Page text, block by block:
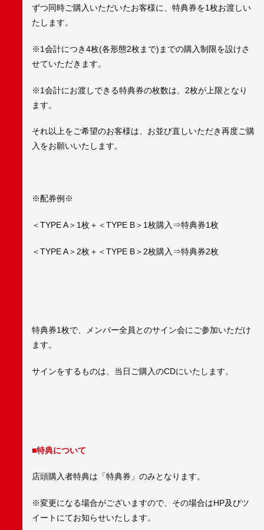
ずつ同時ご購入いただいたお客様に、特典券を1枚お渡しい
たします。
※1会計につき4枚(各形態2枚まで)までの購入制限を設けさ
せていただきます。
※1会計にお渡しできる特典券の枚数は、2枚が上限となり
ます。
それ以上をご希望のお客様は、お並び直しいただき再度ご購
入をお願いいたします。
※配券例※
＜TYPE A＞1枚＋＜TYPE B＞1枚購入⇒特典券1枚
＜TYPE A＞2枚＋＜TYPE B＞2枚購入⇒特典券2枚
特典券1枚で、メンバー全員とのサイン会にご参加いただけ
ます。
サインをするものは、当日ご購入のCDにいたします。
■特典について
店頭購入者特典は「特典券」のみとなります。
※変更になる場合がございますので、その場合はHP及びツ
イートにてお知らせいたします。